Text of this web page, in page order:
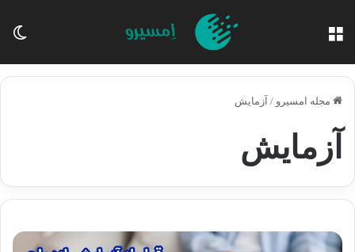
مجله امسیرو / آزمایش
آزمایش